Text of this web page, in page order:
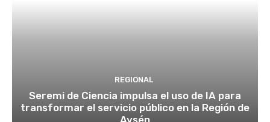
REGIONAL
Seremi de Ciencia impulsa el uso de IA para
transformar el servicio público en la Región de
Aysén